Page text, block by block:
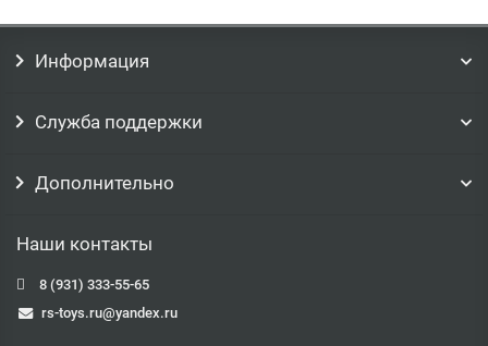
Информация
Служба поддержки
Дополнительно
Наши контакты
8 (931) 333-55-65
rs-toys.ru@yandex.ru